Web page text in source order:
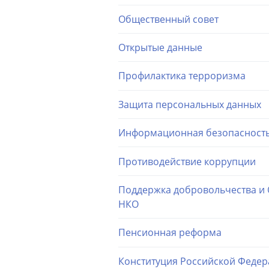
Общественный совет
Открытые данные
Профилактика терроризма
Защита персональных данных
Информационная
Противодействие коррупции
Поддержка добровольчества и
НКО
Пенсионная реформа
Конституция Российской